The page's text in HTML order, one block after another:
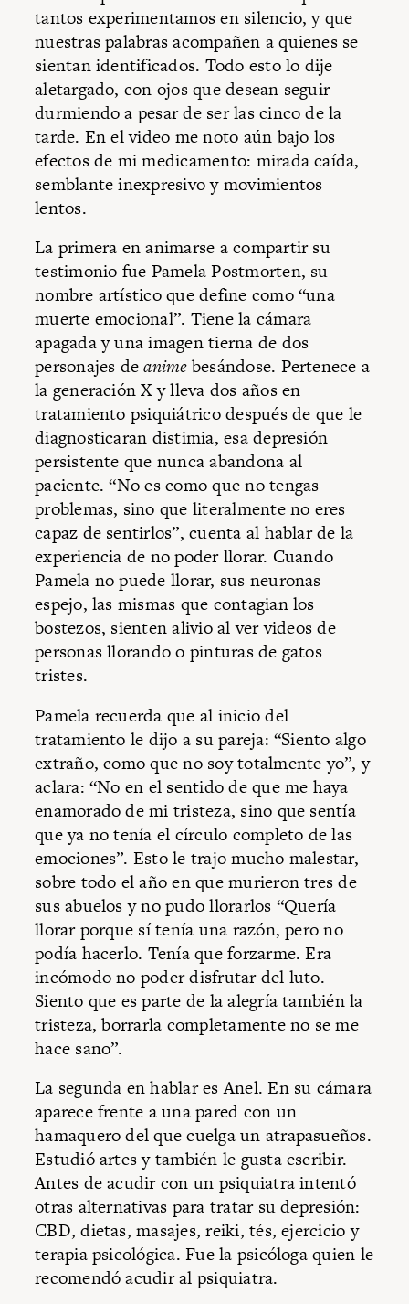
tantos experimentamos en silencio, y que
nuestras palabras acompañen a quienes se
sientan identificados. Todo esto lo dije
aletargado, con ojos que desean seguir
durmiendo a pesar de ser las cinco de la
tarde. En el video me noto aún bajo los
efectos de mi medicamento: mirada caída,
semblante inexpresivo y movimientos
lentos.
La primera en animarse a compartir su
testimonio fue Pamela Postmorten, su
nombre artístico que define como “una
muerte emocional”. Tiene la cámara
apagada y una imagen tierna de dos
personajes deanimebesándose. Pertenece a
la generación X y lleva dos años en
tratamiento psiquiátrico después de que le
diagnosticaran distimia, esa depresión
persistente que nunca abandona al
paciente. “No es como que no tengas
problemas, sino que literalmente no eres
capaz de sentirlos”, cuenta al hablar de la
experiencia de no poder llorar. Cuando
Pamela no puede llorar, sus neuronas
espejo, las mismas que contagian los
bostezos, sienten alivio al ver videos de
personas llorando o pinturas de gatos
tristes.
Pamela recuerda que al inicio del
tratamiento le dijo a su pareja: “Siento algo
extraño, como que no soy totalmente yo”, y
aclara: “No en el sentido de que me haya
enamorado de mi tristeza, sino que sentía
que ya no tenía el círculo completo de las
emociones”. Esto le trajo mucho malestar,
sobre todo el año en que murieron tres de
sus abuelos y no pudo llorarlos “Quería
llorar porque sí tenía una razón, pero no
podía hacerlo. Tenía que forzarme. Era
incómodo no poder disfrutar del luto.
Siento que es parte de la alegría también la
tristeza, borrarla completamente no se me
hace sano”.
La segunda en hablar es Anel. En su cámara
aparece frente a una pared con un
hamaquero del que cuelga un atrapasueños.
Estudió artes y también le gusta escribir.
Antes de acudir con un psiquiatra intentó
otras alternativas para tratar su depresión:
CBD, dietas, masajes, reiki, tés, ejercicio y
terapia psicológica. Fue la psicóloga quien le
recomendó acudir al psiquiatra.